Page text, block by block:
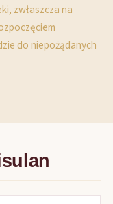
zwłaszcza na
do niepożądanych